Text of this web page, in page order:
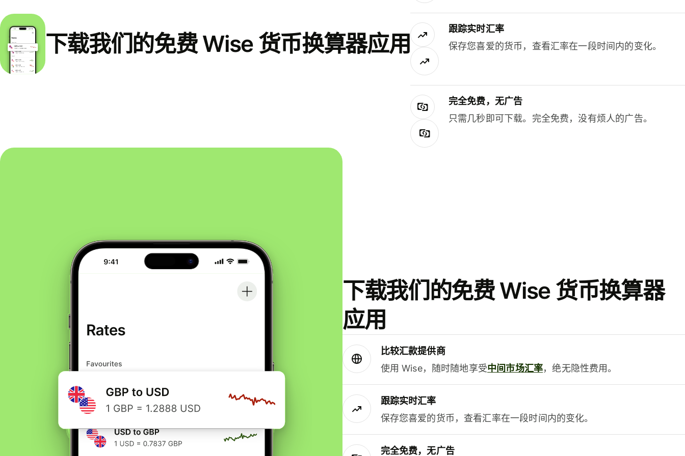
下载我们的免费 Wise 货币换算器应用
跟踪实时汇率
保存您喜爱的货币，查看汇率在一段时间内的变化。
完全免费，无广告
只需几秒即可下载。完全免费，没有烦人的广告。
下载我们的免费 Wise 货币换算器
应用
比较汇款提供商
使用 Wise，随时随地享受中间市场汇率，绝无隐性费用。
跟踪实时汇率
保存您喜爱的货币，查看汇率在一段时间内的变化。
完全免费，无广告